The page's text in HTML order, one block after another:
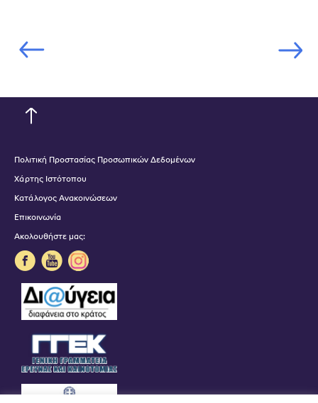
Πολιτική Προστασίας Προσωπικών Δεδομένων
Χάρτης Ιστότοπου
Κατάλογος Ανακοινώσεων
Επικοινωνία
Ακολουθήστε μας: